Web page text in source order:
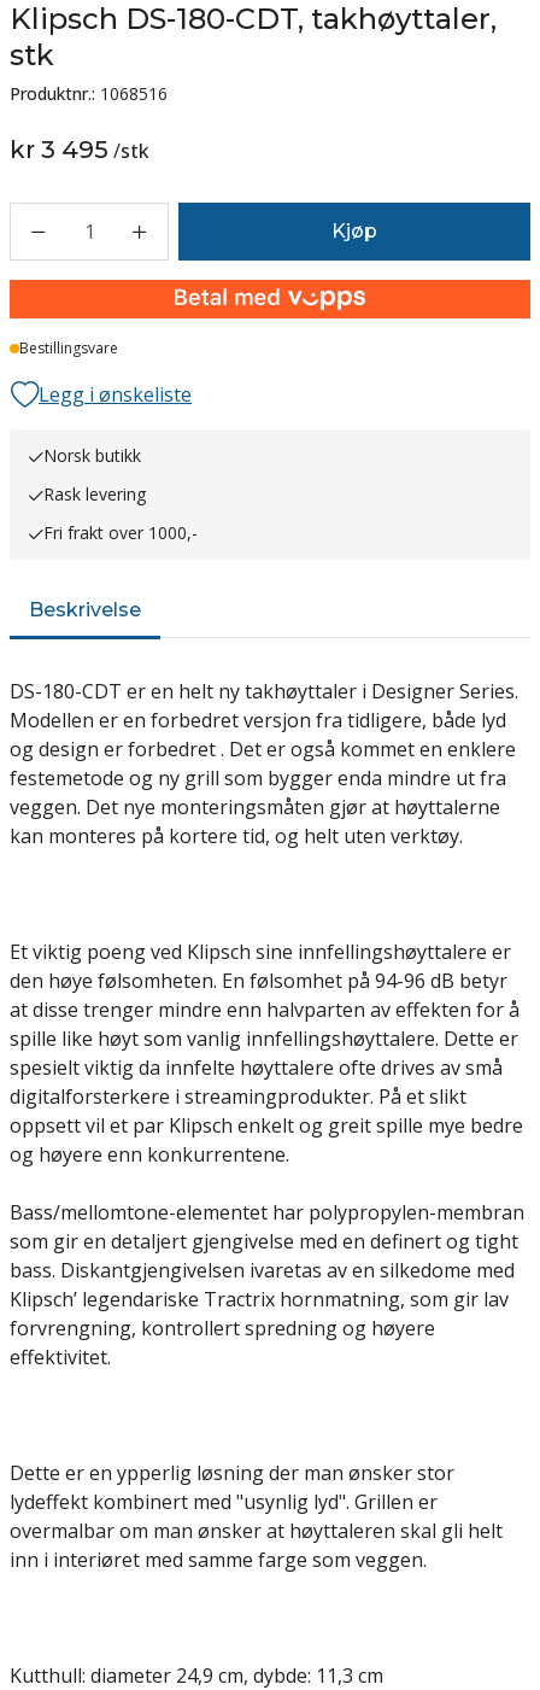
Klipsch DS-180-CDT, takhøyttaler,
stk
Produktnr.: 1068516
kr 3 495 /stk
1 Kjøp
Bestillingsvare
Legg i ønskeliste
Norsk butikk
Rask levering
Fri frakt over 1000,-
Beskrivelse
DS-180-CDT er en helt ny takhøyttaler i Designer Series.
Modellen er en forbedret versjon fra tidligere, både lyd
og design er forbedret . Det er også kommet en enklere
festemetode og ny grill som bygger enda mindre ut fra
veggen. Det nye monteringsmåten gjør at høyttalerne
kan monteres på kortere tid, og helt uten verktøy.
Et viktig poeng ved Klipsch sine innfellingshøyttalere er
den høye følsomheten. En følsomhet på 94-96 dB betyr
at disse trenger mindre enn halvparten av effekten for å
spille like høyt som vanlig innfellingshøyttalere. Dette er
spesielt viktig da innfelte høyttalere ofte drives av små
digitalforsterkere i streamingprodukter. På et slikt
oppsett vil et par Klipsch enkelt og greit spille mye bedre
og høyere enn konkurrentene.
Bass/mellomtone-elementet har polypropylen-membran
som gir en detaljert gjengivelse med en definert og tight
bass. Diskantgjengivelsen ivaretas av en silkedome med
Klipsch’ legendariske Tractrix hornmatning, som gir lav
forvrengning, kontrollert spredning og høyere
effektivitet.
Dette er en ypperlig løsning der man ønsker stor
lydeffekt kombinert med "usynlig lyd". Grillen er
overmalbar om man ønsker at høyttaleren skal gli helt
inn i interiøret med samme farge som veggen.
Kutthull: diameter 24,9 cm, dybde: 11,3 cm